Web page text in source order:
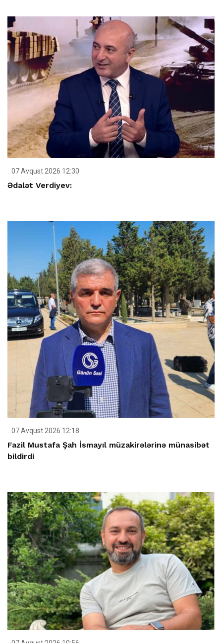
07 Avqust 2026 12:30
Ədalət Verdiyev:
07 Avqust 2026 12:18
Fazil Mustafa Şah İsmayıl müzakirələrinə münasibət
bildirdi